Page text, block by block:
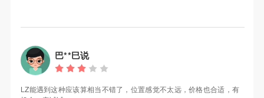
巴**巳说
LZ能遇到这种应该算相当不错了，位置感觉不太远，价格也合适，有